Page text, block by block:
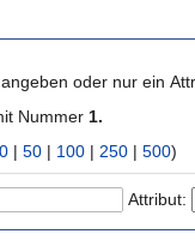
oder nur ein
Nummer 1.
| 50 | 100 | 250 | 500)
Attribut: